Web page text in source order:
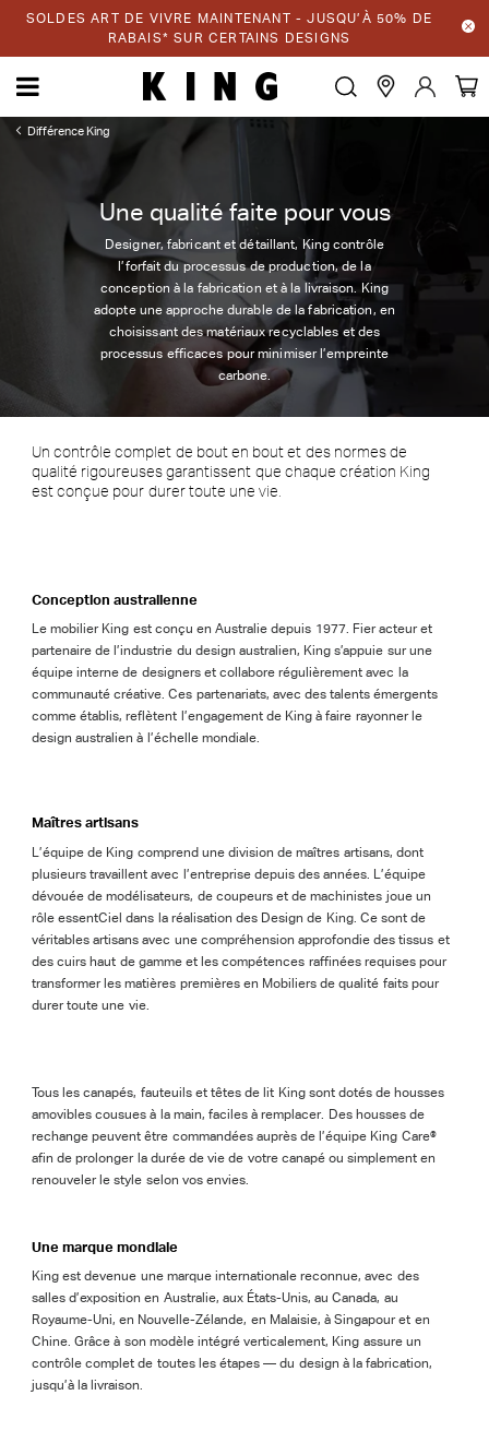
SOLDES ART DE VIVRE MAINTENANT - JUSQU’À 50% DE
RABAIS* SUR CERTAINS DESIGNS
Une qualité faite pour vous
Designer, fabricant et détaillant, King contrôle
l’forfait du processus de production, de la
conception à la fabrication et à la livraison. King
adopte une approche durable de la fabrication, en
choisissant des matériaux recyclables et des
processus efficaces pour minimiser l’empreinte
carbone.
Différence King
Un contrôle complet de bout en bout et des normes de
qualité rigoureuses garantissent que chaque création King
est conçue pour durer toute une vie.
Conception australienne
Le mobilier King est conçu en Australie depuis 1977. Fier acteur et
partenaire de l’industrie du design australien, King s’appuie sur une
équipe interne de designers et collabore régulièrement avec la
communauté créative. Ces partenariats, avec des talents émergents
comme établis, reflètent l’engagement de King à faire rayonner le
design australien à l’échelle mondiale.
Maîtres artisans
L’équipe de King comprend une division de maîtres artisans, dont
plusieurs travaillent avec l’entreprise depuis des années. L’équipe
dévouée de modélisateurs, de coupeurs et de machinistes joue un
rôle essentCiel dans la réalisation des Design de King. Ce sont de
véritables artisans avec une compréhension approfondie des tissus et
des cuirs haut de gamme et les compétences raffinées requises pour
transformer les matières premières en Mobiliers de qualité faits pour
durer toute une vie.
Tous les canapés, fauteuils et têtes de lit King sont dotés de housses
amovibles cousues à la main, faciles à remplacer. Des housses de
rechange peuvent être commandées auprès de l’équipe King Care®
afin de prolonger la durée de vie de votre canapé ou simplement en
renouveler le style selon vos envies.
Une marque mondiale
King est devenue une marque internationale reconnue, avec des
salles d’exposition en Australie, aux États-Unis, au Canada, au
Royaume-Uni, en Nouvelle-Zélande, en Malaisie, à Singapour et en
Chine. Grâce à son modèle intégré verticalement, King assure un
contrôle complet de toutes les étapes — du design à la fabrication,
jusqu’à la livraison.